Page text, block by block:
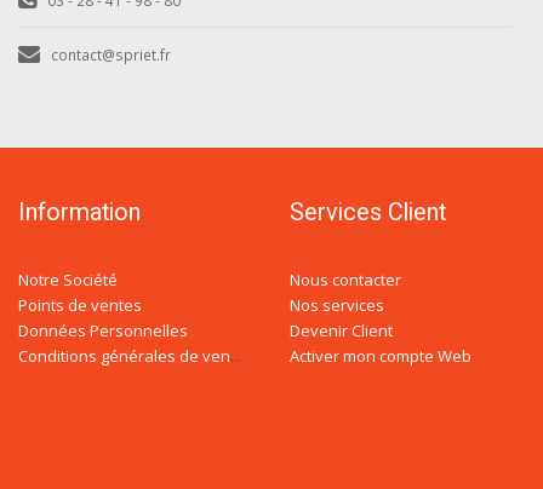
contact@spriet.fr
Information
Notre Société
Points de ventes
Données Personnelles
Conditions générales de ventes
Services Client
Nous contacter
Nos services
Devenir Client
Activer mon compte Web